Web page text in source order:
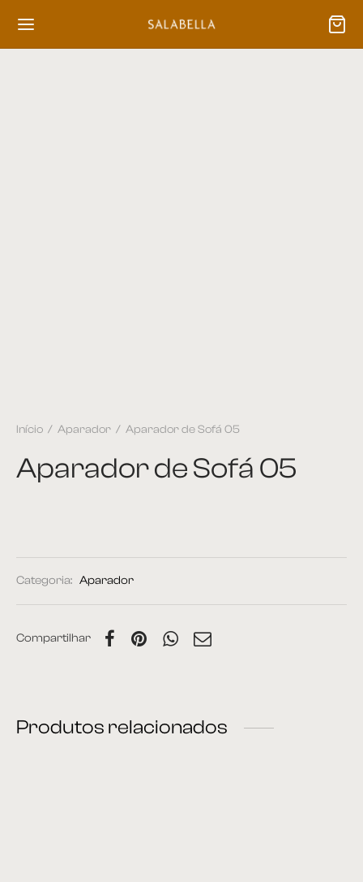
Início / Aparador / Aparador de Sofá 05
Aparador de Sofá 05
Categoria: Aparador
Compartilhar
Produtos relacionados